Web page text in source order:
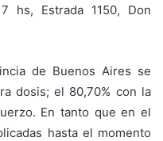
hs, Estrada 1150, Don
de Buenos Aires se
dosis; el 80,70% con la
En tanto que en el
hasta el momento